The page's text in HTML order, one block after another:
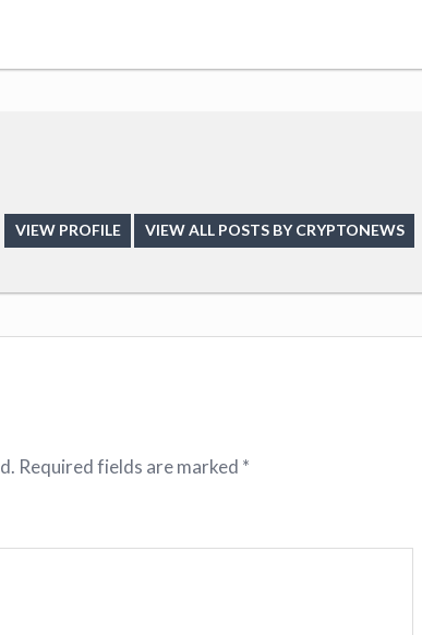
VIEW PROFILE VIEW ALL POSTS BY CRYPTONEWS
Required fields are marked *